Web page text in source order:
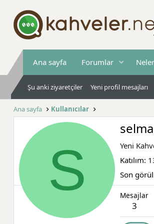
Ana sayfa Forumlar
Şu anki ziyaretçiler Yeni profil mesajları
Ana sayfa Kullanıcılar
S
Yeni
Katılım
Son
Mesajlar
3